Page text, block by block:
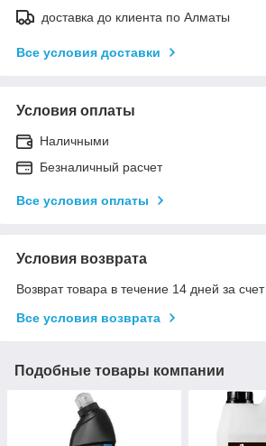
доставка до клиента по Алматы
Все условия доставки
Условия оплаты
Наличными
Безналичный расчет
Все условия оплаты
Условия возврата
Возврат товара в течение 14 дней за
Все условия возврата
Подобные товары компании